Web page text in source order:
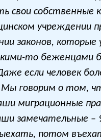
свои собственные
учреждении
законов,
то беженцами
если человек
говорим о том,
миграционные
замечательные –
потом